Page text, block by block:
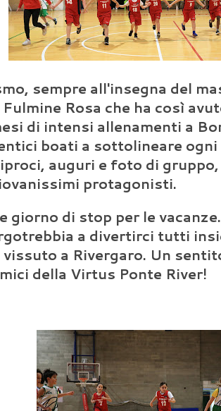
sempre all'insegna del
Rosa che ha così
di intensi allenamenti a
boati a sottolineare
auguri e foto di
protagonisti.
giorno di stop per le
a divertirci tutti
a Rivergaro. Un
della Virtus Ponte River!